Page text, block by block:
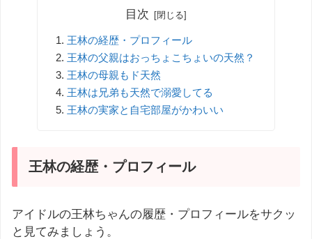
目次
王林の経歴・プロフィール
王林の父親はおっちょこちょいの天然？
王林の母親もド天然
王林は兄弟も天然で溺愛してる
王林の実家と自宅部屋がかわいい
王林の経歴・プロフィール
アイドルの王林ちゃんの履歴・プロフィールをサクッ
と見てみましょう。